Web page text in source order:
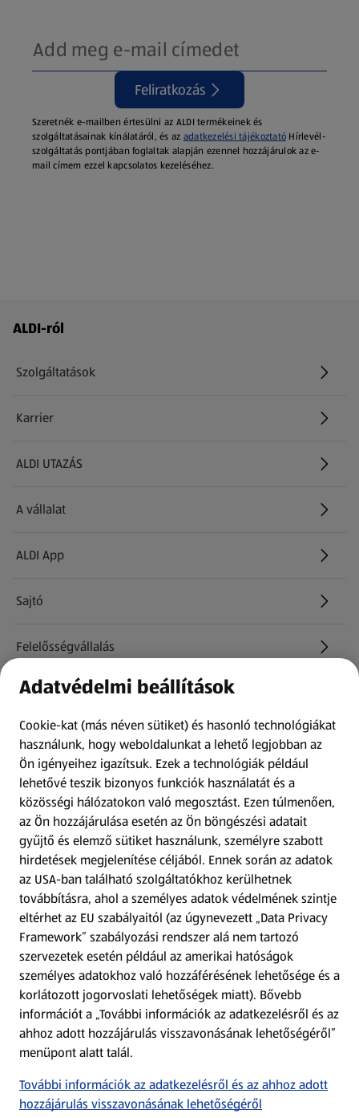
Feliratkozás
Szeretnék e-mailben értesülni az ALDI termékeinek és
szolgáltatásainak kínálatáról, és az adatkezelési tájékoztató Hírlevél-
szolgáltatás pontjában foglaltak alapján ezennel hozzájárulok az e-
mail címem ezzel kapcsolatos kezeléséhez.
Láblécmenü - további linkek
ALDI-ról
Szolgáltatások
Karrier
(új oldalon nyílik meg)
ALDI UTAZÁS
(új oldalon nyílik meg)
A vállalat
ALDI App
Sajtó
Felelősségvállalás
Információk
Kérdőív
Fizetési lehetőségek
ALDI utalványok
Árcsökkentés
Adattörlő alkalmazás
Szervizpont
(új oldalon nyílik meg)
Fedezz fel minket az interneten!
Töltsd le az ALDI Magyarország applikációt!
Adatvédelmi beállítások
Cookie-kat (más néven sütiket) és hasonló technológiákat
használunk, hogy weboldalunkat a lehető legjobban az
Ön igényeihez igazítsuk. Ezek a technológiák például
lehetővé teszik bizonyos funkciók használatát és a
közösségi hálózatokon való megosztást. Ezen túlmenően,
az Ön hozzájárulása esetén az Ön böngészési adatait
gyűjtő és elemző sütiket használunk, személyre szabott
hirdetések megjelenítése céljából. Ennek során az adatok
az USA-ban található szolgáltatókhoz kerülhetnek
továbbításra, ahol a személyes adatok védelmének szintje
eltérhet az EU szabályaitól (az úgynevezett „Data Privacy
Framework” szabályozási rendszer alá nem tartozó
szervezetek esetén például az amerikai hatóságok
személyes adatokhoz való hozzáférésének lehetősége és a
korlátozott jogorvoslati lehetőségek miatt). Bővebb
információt a „További információk az adatkezelésről és az
ahhoz adott hozzájárulás visszavonásának lehetőségéről”
menüpont alatt talál.
További információk az adatkezelésről és az ahhoz adott
hozzájárulás visszavonásának lehetőségéről